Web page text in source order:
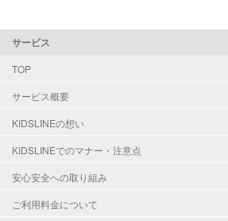
サービス
TOP
サービス概要
KIDSLINEの想い
KIDSLINEでのマナー・注意点
安心安全への取り組み
ご利用料金について